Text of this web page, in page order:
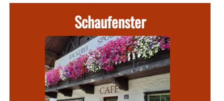
Schaufenster